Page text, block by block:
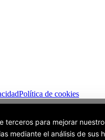
Política de cookies
terceros para mejorar
mediante el análisis de sus